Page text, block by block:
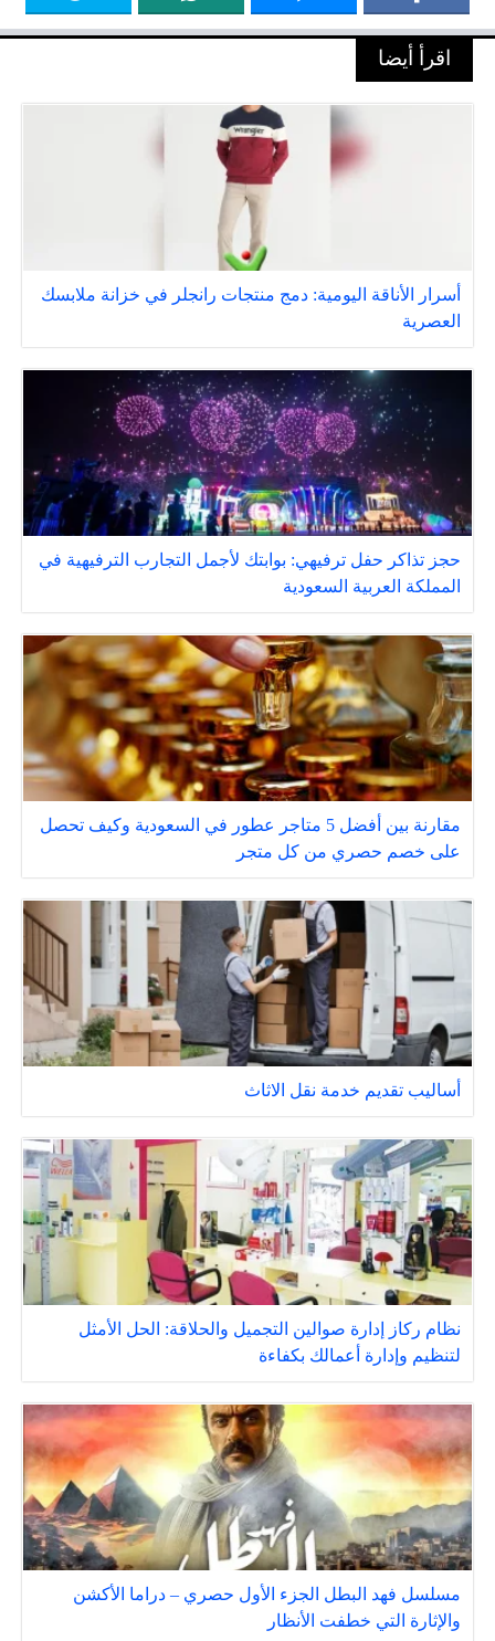
اقرأ أيضا
أسرار الأناقة اليومية: دمج منتجات رانجلر في خزانة ملابسك
العصرية
حجز تذاكر حفل ترفيهي: بوابتك لأجمل التجارب الترفيهية في
المملكة العربية السعودية
مقارنة بين أفضل 5 متاجر عطور في السعودية وكيف تحصل
على خصم حصري من كل متجر
أساليب تقديم خدمة نقل الاثاث
نظام ركاز إدارة صوالين التجميل والحلاقة: الحل الأمثل
لتنظيم وإدارة أعمالك بكفاءة
مسلسل فهد البطل الجزء الأول حصري – دراما الأكشن
والإثارة التي خطفت الأنظار